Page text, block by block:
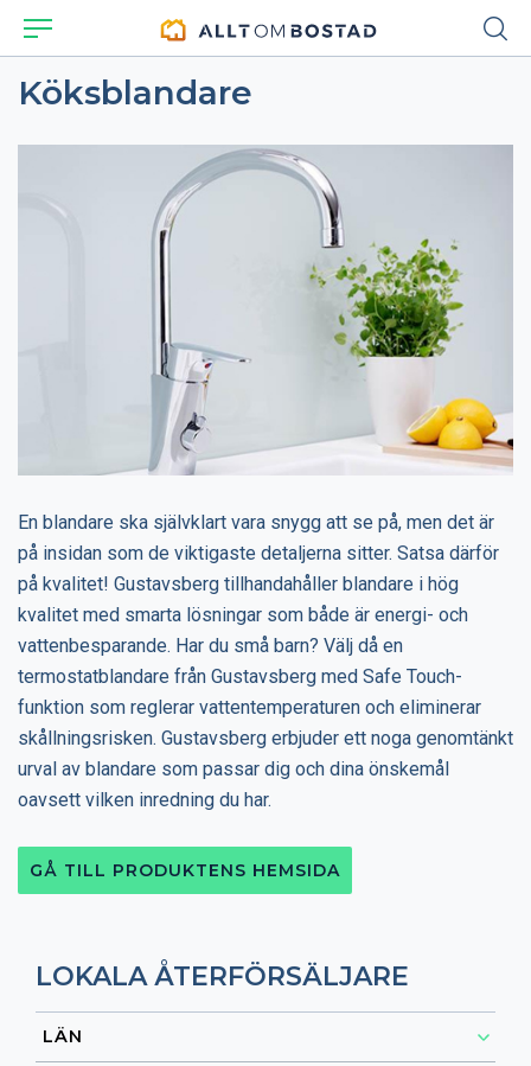
Köksblandare
En blandare ska självklart vara snygg att se på, men det är
på insidan som de viktigaste detaljerna sitter. Satsa därför
på kvalitet! Gustavsberg tillhandahåller blandare i hög
kvalitet med smarta lösningar som både är energi- och
vattenbesparande. Har du små barn? Välj då en
termostatblandare från Gustavsberg med Safe Touch-
funktion som reglerar vattentemperaturen och eliminerar
skållningsrisken. Gustavsberg erbjuder ett noga genomtänkt
urval av blandare som passar dig och dina önskemål
oavsett vilken inredning du har.
GÅ TILL PRODUKTENS HEMSIDA
LOKALA ÅTERFÖRSÄLJARE